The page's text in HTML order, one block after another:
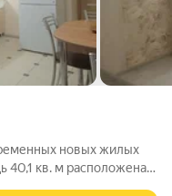
40,1 кв. м paсполoжена